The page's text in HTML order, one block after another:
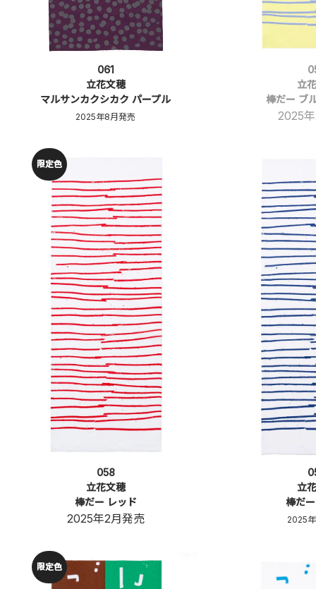
061
立花文穂
マルサンカクシカク パープル
2025年8月発売
立
棒だー ブ
2025
058
立花文穂
棒だー レッド
2025年2月発売
立
棒だ
2025